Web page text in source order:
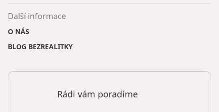
Další informace
O NÁS
BLOG BEZREALITKY
Rádi vám poradíme